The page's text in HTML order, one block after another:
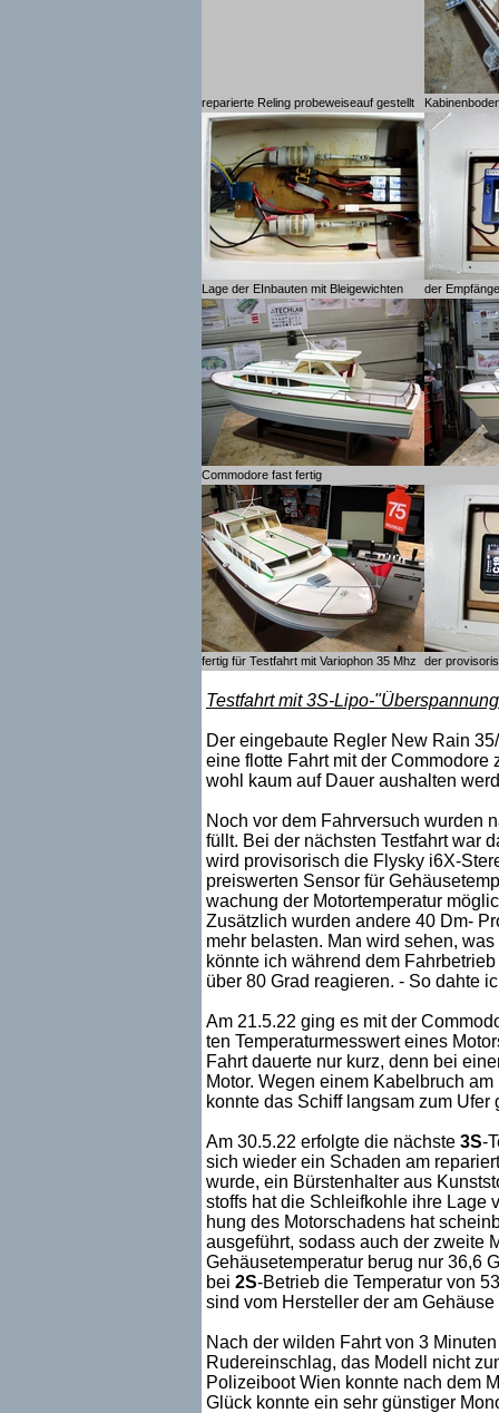
reparierte Reling probeweiseauf gestellt
Lage der EInbauten mit Bleigewichten der
Commodore fast fertig
fertig für Testfahrt mit Variophon 35 Mhz der
Testfahrt mit 3S-Lipo-
Der eingebaute Regler New Rain
eine flotte Fahrt mit der
wohl kaum auf Dauer aushalten
Noch vor dem Fahrversuch wurden
füllt. Bei der nächsten Testfahrt war
wird provisorisch die Flysky i6X-
preiswerten Sensor für
wachung der Motortemperatur
Zusätzlich wurden andere 40 Dm-
mehr belasten. Man wird sehen,
könnte ich während dem
über 80 Grad reagieren. - So dahte
Am 21.5.22 ging es mit der
ten Temperaturmesswert eines
Fahrt dauerte nur kurz, denn bei
Motor. Wegen einem Kabelbruch
konnte das Schiff langsam zum Ufer
Am 30.5.22 erfolgte die nächste 3S-
sich wieder ein Schaden am
wurde, ein Bürstenhalter aus
stoffs hat die Schleifkohle ihre Lage
hung des Motorschadens hat
ausgeführt, sodass auch der zweite
Gehäusetemperatur berug nur 36,6
bei 2S-Betrieb die Temperatur von
sind vom Hersteller der am
Nach der wilden Fahrt von 3
Rudereinschlag, das Modell nicht
Polizeiboot Wien konnte nach dem
Glück konnte ein sehr günstiger